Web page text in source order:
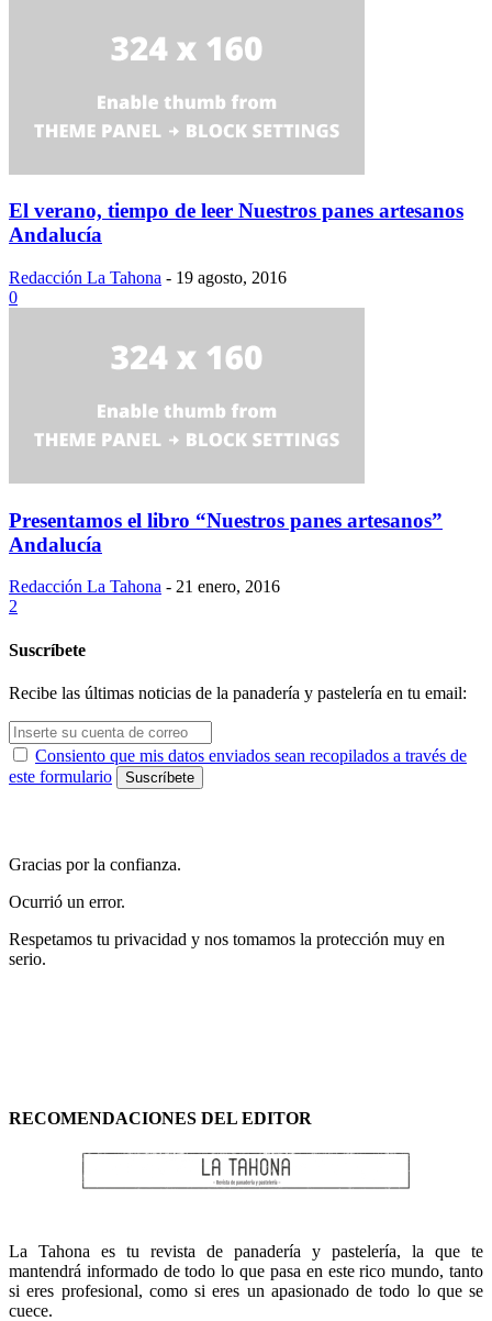
El verano, tiempo de leer Nuestros panes artesanos
Andalucía
Redacción La Tahona - 19 agosto, 2016
0
Presentamos el libro “Nuestros panes artesanos”
Andalucía
Redacción La Tahona - 21 enero, 2016
2
Suscríbete
Recibe las últimas noticias de la panadería y pastelería en tu email:
Consiento que mis datos enviados sean recopilados a través de
este formulario
Gracias por la confianza.
Ocurrió un error.
Respetamos tu privacidad y nos tomamos la protección muy en
serio.
RECOMENDACIONES DEL EDITOR
La Tahona es tu revista de panadería y pastelería, la que te
mantendrá informado de todo lo que pasa en este rico mundo, tanto
si eres profesional, como si eres un apasionado de todo lo que se
cuece.